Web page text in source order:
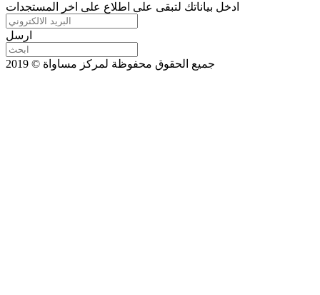
ادخل بياناتك لتبقى على اطلاع على اخر المستجدات
ارسل
جميع الحقوق محفوظة لمركز مساواة © 2019